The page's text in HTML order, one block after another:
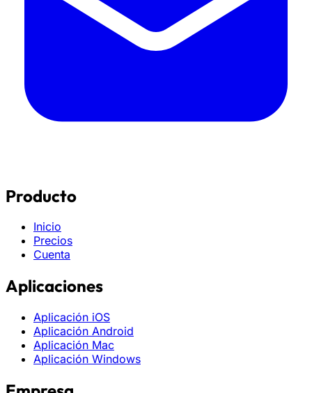
Producto
Inicio
Precios
Cuenta
Aplicaciones
Aplicación iOS
Aplicación Android
Aplicación Mac
Aplicación Windows